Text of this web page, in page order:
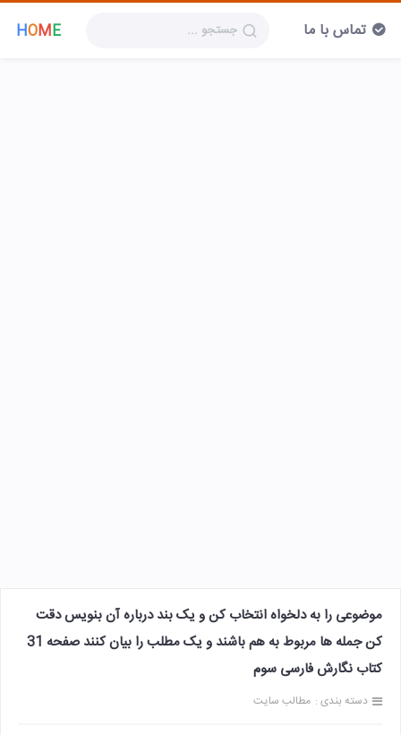
HOME تماس با ما
موضوعی را به دلخواه انتخاب کن و یک بند درباره آن بنویس دقت
کن جمله ها مربوط به هم باشند و یک مطلب را بیان کنند صفحه 31
کتاب نگارش فارسی سوم
دسته بندی : مطالب سایت